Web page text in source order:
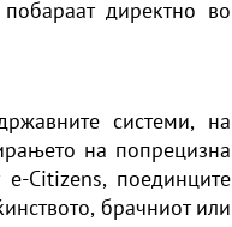
директно во
системи, на
на попрецизна
Citizens, поединците
брачниот или